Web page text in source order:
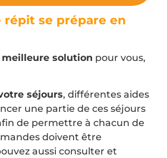
répit se prépare en
solution pour vous,
séjours, différentes aides
une partie de ces séjours
de permettre à chacun de
doivent être
aussi consulter et